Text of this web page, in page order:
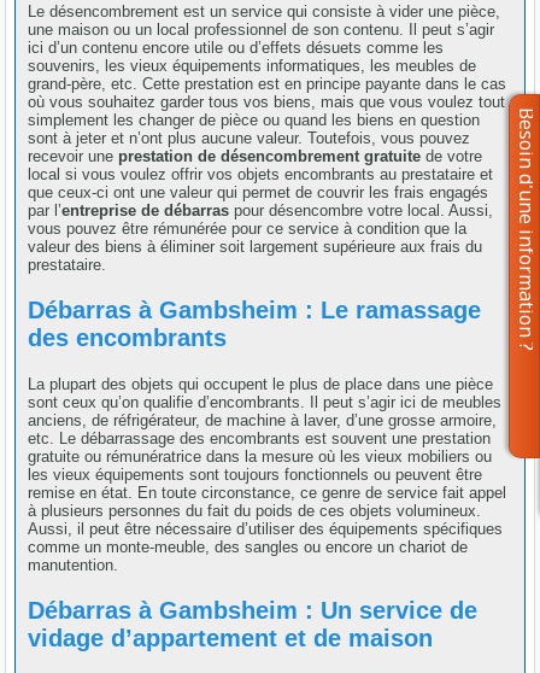
Le désencombrement est un service qui consiste à vider une pièce,
une maison ou un local professionnel de son contenu. Il peut s’agir
ici d’un contenu encore utile ou d’effets désuets comme les
souvenirs, les vieux équipements informatiques, les meubles de
grand-père, etc. Cette prestation est en principe payante dans le cas
où vous souhaitez garder tous vos biens, mais que vous voulez tout
simplement les changer de pièce ou quand les biens en question
sont à jeter et n’ont plus aucune valeur. Toutefois, vous pouvez
recevoir une prestation de désencombrement gratuite de votre
local si vous voulez offrir vos objets encombrants au prestataire et
que ceux-ci ont une valeur qui permet de couvrir les frais engagés
par l’entreprise de débarras pour désencombre votre local. Aussi,
vous pouvez être rémunérée pour ce service à condition que la
valeur des biens à éliminer soit largement supérieure aux frais du
prestataire.
Débarras à Gambsheim : Le ramassage
des encombrants
La plupart des objets qui occupent le plus de place dans une pièce
sont ceux qu’on qualifie d’encombrants. Il peut s’agir ici de meubles
anciens, de réfrigérateur, de machine à laver, d’une grosse armoire,
etc. Le débarrassage des encombrants est souvent une prestation
gratuite ou rémunératrice dans la mesure où les vieux mobiliers ou
les vieux équipements sont toujours fonctionnels ou peuvent être
remise en état. En toute circonstance, ce genre de service fait appel
à plusieurs personnes du fait du poids de ces objets volumineux.
Aussi, il peut être nécessaire d’utiliser des équipements spécifiques
comme un monte-meuble, des sangles ou encore un chariot de
manutention.
Débarras à Gambsheim : Un service de
vidage d’appartement et de maison